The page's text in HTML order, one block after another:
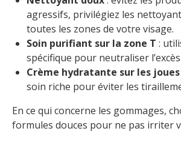
agressifs, privilégiez les
toutes les zones de votre visage.
Soin purifiant sur la zone T :
spécifique pour neutraliser
Crème hydratante sur les joues
soin riche pour éviter les
En ce qui concerne les gommages,
formules douces pour ne pas irriter